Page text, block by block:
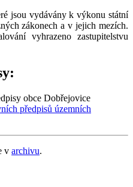
jsou vydávány k výkonu státní
zákonech a v jejich mezích.
vyhrazeno zastupitelstvu
obce Dobřejovice
předpisů územních
v archivu.